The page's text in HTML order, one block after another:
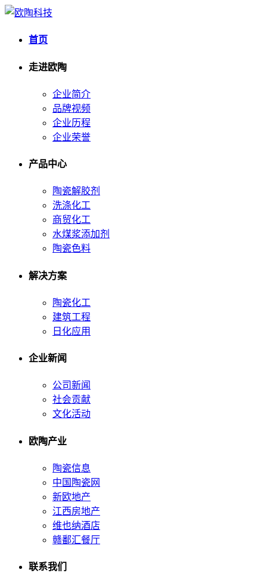
首页
走进欧陶
企业简介
品牌视频
企业历程
企业荣誉
产品中心
陶瓷解胶剂
洗涤化工
商贸化工
水煤浆添加剂
陶瓷色料
解决方案
陶瓷化工
建筑工程
日化应用
企业新闻
公司新闻
社会贡献
文化活动
欧陶产业
陶瓷信息
中国陶瓷网
新欧地产
江西房地产
维也纳酒店
赣鄱汇餐厅
联系我们